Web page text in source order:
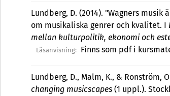
Lundberg, D. (2014). "Wagners
om musikaliska genrer och kvalitet. I
mellan kulturpolitik, ekonomi och
Läsanvisning: Finns som pdf i
Lundberg, D., Malm, K., & Ronström,
changing musicscapes (1 uppl.).